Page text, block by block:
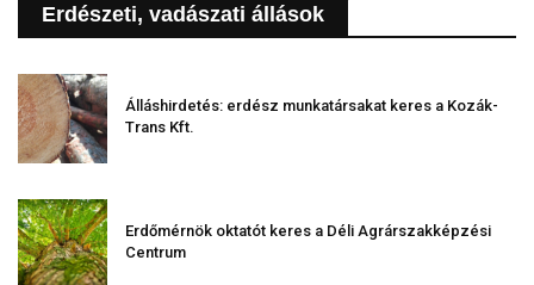
Erdészeti, vadászati állások
Álláshirdetés: erdész munkatársakat keres a Kozák-
Trans Kft.
Erdőmérnök oktatót keres a Déli Agrárszakképzési
Centrum